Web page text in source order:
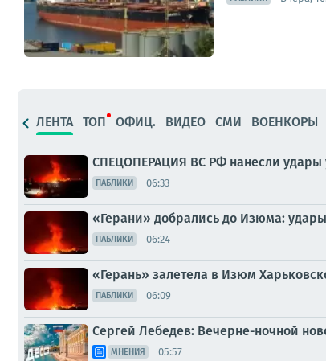
ЛЕНТА ТОП ОФИЦ. ВИДЕО СМИ ВОЕНКОРЫ
СПЕЦОПЕРАЦИЯ ВС РФ нанесли
ПАБЛИКИ 06:33
«Герани» добрались до Изюма:
ПАБЛИКИ 06:24
«Герань» залетела в Изюм
ПАБЛИКИ 06:09
Сергей Лебедев: Вечерне-ночной
МНЕНИЯ 05:57